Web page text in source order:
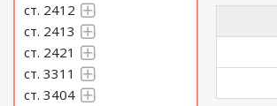
ст. 2412
ст. 2413
ст. 2421
ст. 3311
ст. 3404